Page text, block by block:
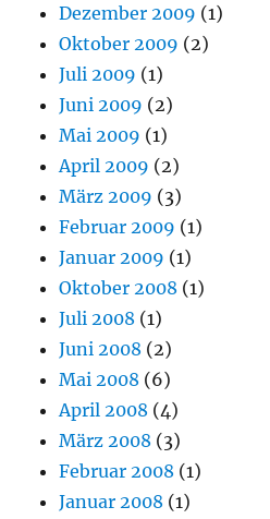
Dezember 2009 (1)
Oktober 2009 (2)
Juli 2009 (1)
Juni 2009 (2)
Mai 2009 (1)
April 2009 (2)
März 2009 (3)
Februar 2009 (1)
Januar 2009 (1)
Oktober 2008 (1)
Juli 2008 (1)
Juni 2008 (2)
Mai 2008 (6)
April 2008 (4)
März 2008 (3)
Februar 2008 (1)
Januar 2008 (1)